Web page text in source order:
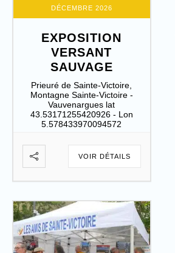
DÉCEMBRE 2026
EXPOSITION
VERSANT
SAUVAGE
Prieuré de Sainte-Victoire,
Montagne Sainte-Victoire -
Vauvenargues lat
43.53171255420926 - Lon
5.578433970094572
VOIR DÉTAILS